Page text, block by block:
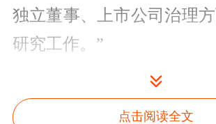
独立董事、上市公司治理
研究工作。”
针对当前出现的独董“离
议，当务之急是成立中国
点击阅读全文